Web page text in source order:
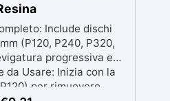
Include dischi
(P120, P240, P320,
progressiva e
da Usare: Inizia con la
per rimuovere